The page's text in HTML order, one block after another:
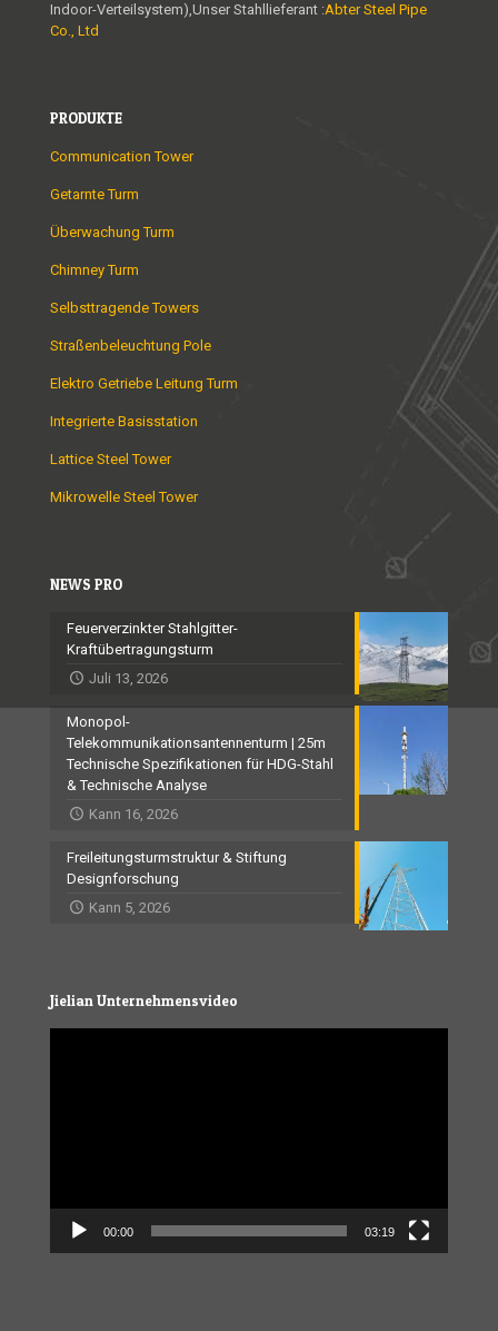
Indoor-Verteilsystem),Unser Stahllieferant :Abter Steel Pipe
Co., Ltd
PRODUKTE
Communication Tower
Getarnte Turm
Überwachung Turm
Chimney Turm
Selbsttragende Towers
Straßenbeleuchtung Pole
Elektro Getriebe Leitung Turm
Integrierte Basisstation
Lattice Steel Tower
Mikrowelle Steel Tower
NEWS PRO
Feuerverzinkter Stahlgitter-
Kraftübertragungsturm
Juli 13, 2026
Monopol-
Telekommunikationsantennenturm | 25m
Technische Spezifikationen für HDG-Stahl
& Technische Analyse
Kann 16, 2026
Freileitungsturmstruktur & Stiftung
Designforschung
Kann 5, 2026
Jielian Unternehmensvideo
00:00 03:19